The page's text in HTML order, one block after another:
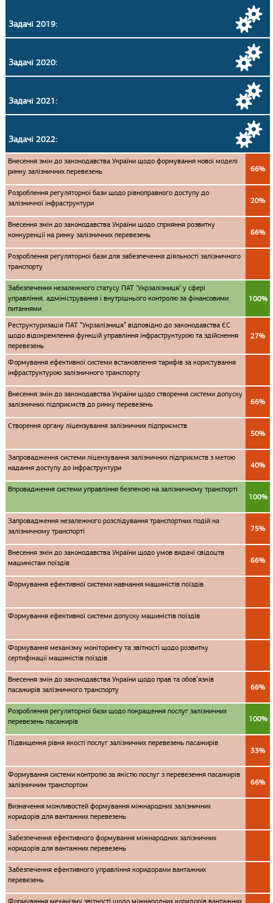
Задачі 2019:
Задачі 2020:
Задачі 2021:
Задачі 2022:
Внесення змін до законодавства України щодо формування нової моделі
ринку залізничних перевезень
66%
Розроблення регуляторної бази щодо рівноправного доступу до
залізничної інфраструктури
20%
Внесення змін до законодавства України щодо сприяння розвитку
конкуренції на ринку залізничних перевезень
66%
Розроблення регуляторної бази для забезпечення діяльності залізничного
транспорту
Забезпечення незалежного статусу ПАТ "Укрзалізниця" у сфері
управління, адміністрування і внутрішнього контролю за фінансовими
питаннями
100%
Реструктуризація ПАТ “Укрзалізниця” відповідно до законодавства ЄС
щодо відокремлення функцій управління інфраструктурою та здійснення
перевезень
27%
Формування ефективної системи встановлення тарифів за користування
інфраструктурою залізничного транспорту
Внесення змін до законодавства України щодо створення системи допуску
залізничних підприємств до ринку перевезень
66%
Створення органу ліцензування залізничних підприємств
50%
Запровадження системи ліцензування залізничних підприємств з метою
надання доступу до інфраструктури
40%
Впровадження системи управління безпекою на залізничному транспорті
100%
Запровадження незалежного розслідування транспортних подій на
залізничному транспорті
75%
Внесення змін до законодавства України щодо умов видачі свідоцтв
машиністам поїздів
66%
Формування ефективної системи навчання машиністів поїздів
Формування ефективної системи допуску машиністів поїздів
Формування механізму моніторингу та звітності щодо розвитку
сертифікації машиністів поїздів
Внесення змін до законодавства України щодо прав та обов’язків
пасажирів залізничного транспорту
66%
Розроблення регуляторної бази щодо покращення послуг залізничних
перевезень пасажирів
100%
Підвищення рівня якості послуг залізничних перевезень пасажирів
33%
Формування системи контролю за якістю послуг з перевезення пасажирів
залізничним транспортом
66%
Визначення можливостей формування міжнародних залізничних
коридорів для вантажних перевезень
Забезпечення ефективного формування міжнародних залізничних
коридорів для вантажних перевезень
Забезпечення ефективного управління коридорами вантажних
перевезень